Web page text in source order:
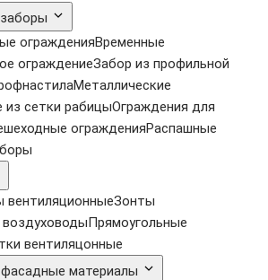
огражденияВременные
ограждениеЗабор из профильной
Металлические
из сетки рабицыОграждения для
огражденияРаспашные
вентиляционныеЗонты
воздуховодыПрямоугольные
вентиляцонные
материалы